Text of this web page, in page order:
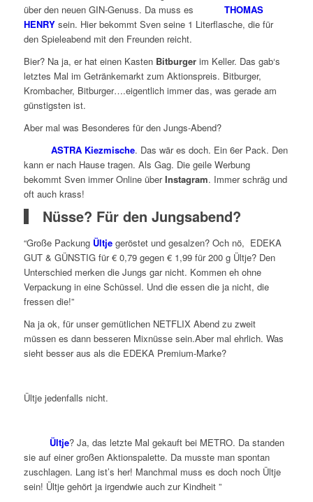
über den neuen GIN-Genuss. Da muss es
THOMAS
HENRYsein. Hier bekommt Sven seine 1 Literflasche, die für
den Spieleabend mit den Freunden reicht.
Bier? Na ja, er hat einen Kasten Bitburger im Keller. Das gab‘s
letztes Mal im Getränkemarkt zum Aktionspreis. Bitburger,
Krombacher, Bitburger….eigentlich immer das, was gerade am
günstigsten ist.
Aber mal was Besonderes für den Jungs-Abend?
ASTRA Kiezmische. Das wär es doch. Ein 6er Pack. Den
kann er nach Hause tragen. Als Gag. Die geile Werbung
bekommt Sven immer Online überInstagram. Immer schräg und
oft auch krass!
Nüsse? Für den Jungsabend?
“Große Packung Ültjegeröstet und gesalzen? Och nö, EDEKA
GUT & GÜNSTIG für € 0,79 gegen € 1,99 für 200 g Ültje? Den
Unterschied merken die Jungs gar nicht. Kommen eh ohne
Verpackung in eine Schüssel. Und die essen die ja nicht, die
fressen die!”
Na ja ok, für unser gemütlichen NETFLIX Abend zu zweit
müssen es dann besseren Mixnüsse sein.Aber mal ehrlich. Was
sieht besser aus als die EDEKA Premium-Marke?
Ültje jedenfalls nicht.
Ültje? Ja, das letzte Mal gekauft bei METRO. Da standen
sie auf einer großen Aktionspalette. Da musste man spontan
zuschlagen. Lang ist’s her! Manchmal muss es doch noch Ültje
sein! Ültje gehört ja irgendwie auch zur Kindheit ”